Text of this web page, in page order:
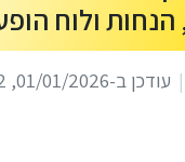
הנחות ולוח
עודכן ב-01/01/2026, 13:12